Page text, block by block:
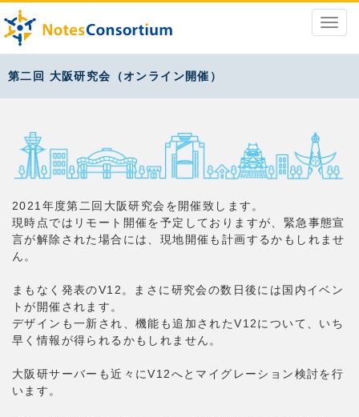
第二回 大阪研究会（オンライン開催）
2021年度第二回大阪研究会を開催致します。
現時点ではリモート開催を予定しておりますが、緊急事態宣
言が解除された場合には、現地開催も計画するかもしれませ
ん。
まもなく発表のV12。まさに研究会の数日後には国内イベン
トが開催されます。
デザインも一新され、機能も追加されたV12について、いち
早く情報が得られるかもしれません。
大阪研サーバーも近々にV12へとマイグレーション検討を行
います。